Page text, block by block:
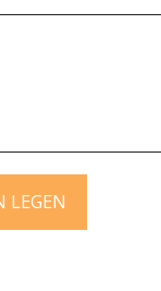
LEGEN